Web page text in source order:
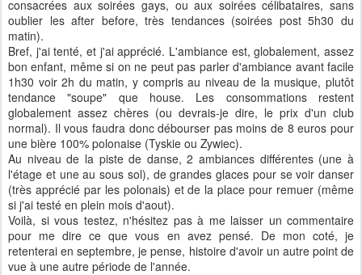
consacrées aux soirées gays, ou aux soirées célibataires, sans
oublier les after before, très tendances (soirées post 5h30 du
matin).
Bref, j'ai tenté, et j'ai apprécié. L'ambiance est, globalement, assez
bon enfant, même si on ne peut pas parler d'ambiance avant facile
1h30 voir 2h du matin, y compris au niveau de la musique, plutôt
tendance "soupe" que house. Les consommations restent
globalement assez chères (ou devrais-je dire, le prix d'un club
normal). Il vous faudra donc débourser pas moins de 8 euros pour
une bière 100% polonaise (Tyskie ou Zywiec).
Au niveau de la piste de danse, 2 ambiances différentes (une à
l'étage et une au sous sol), de grandes glaces pour se voir danser
(très apprécié par les polonais) et de la place pour remuer (même
si j'ai testé en plein mois d'aout).
Voilà, si vous testez, n'hésitez pas à me laisser un commentaire
pour me dire ce que vous en avez pensé. De mon coté, je
retenterai en septembre, je pense, histoire d'avoir un autre point de
vue à une autre période de l'année.